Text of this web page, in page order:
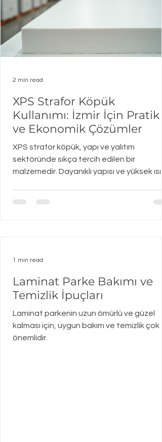
XPS Strafor Köpük
Kullanımı: İzmir İçin Pratik
ve Ekonomik Çözümler
XPS strafor köpük, yapı ve yalıtım
sektöründe sıkça tercih edilen bir
malzemedir. Dayanıklı yapısı ve yüksek ısı
Köpük Kullanımı Nerelerde Tercih Edilir?
en yay
2 min read
Laminat Parke Bakımı ve
Temizlik İpuçları
Laminat parkenin uzun ömürlü ve güzel
kalması için, uygun bakım ve temizlik çok
önemlidir.
1 min read